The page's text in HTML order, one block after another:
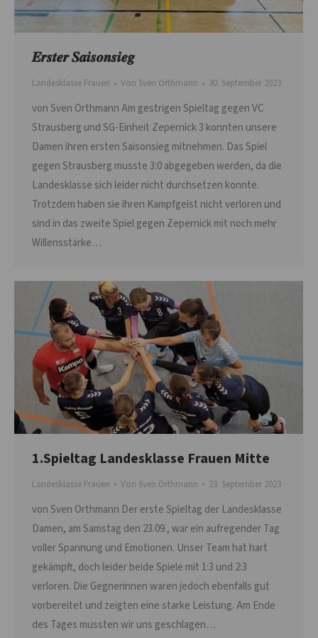
𝑬𝒓𝒔𝒕𝒆𝒓 𝑺𝒂𝒊𝒔𝒐𝒏𝒔𝒊𝒆𝒈
Landesklasse Frauen Von Sven Orthmann 30. September 2023
von Sven Orthmann Am gestrigen Spieltag gegen VC
Strausberg und SG-Einheit Zepernick 3 konnten unsere
Damen ihren ersten Saisonsieg mitnehmen. Das Spiel
gegen Strausberg musste 3:0 abgegeben werden, da die
Landesklasse sich leider nicht durchsetzen konnte.
Trotzdem haben sie ihren Kampfgeist nicht verloren und
sind in das zweite Spiel gegen Zepernick mit noch mehr
Willensstärke…
1.Spieltag Landesklasse Frauen Mitte
Landesklasse Frauen Von Sven Orthmann 23. September 2023
von Sven Orthmann Der erste Spieltag der Landesklasse
Damen, am Samstag den 23.09., war ein aufregender Tag
voller Spannung und Emotionen. Unser Team hat hart
gekämpft, doch leider beide Spiele mit 1:3 und 2:3
verloren. Die Gegnerinnen waren jedoch ebenfalls gut
vorbereitet und zeigten eine starke Leistung. Am Ende
des Tages mussten wir uns geschlagen…